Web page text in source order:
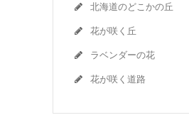
北海道のどこかの丘
花が咲く丘
ラベンダーの花
花が咲く道路